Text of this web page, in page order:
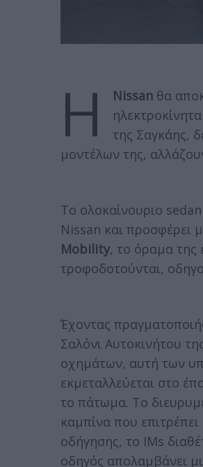
Η Nissan θα
της Σαγκάης,
μοντέλων της,
Το ολοκαίνουριο sedan
Nissan και προσφέρει
Mobility, το όραμα της
τροφοδοτούνται,
Έχοντας
Σαλόνι Αυτοκινήτου
οχημάτων, αυτή των
εκμεταλλεύεται στο
το πάτωμα. Το
καμπίνα που
οδήγησης, το ΙMs
οδηγός απολαμβάνει